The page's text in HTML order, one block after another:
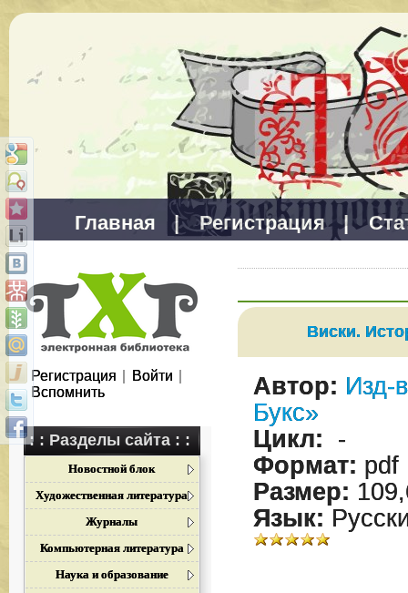
Главная | Регистрация |
Регистрация Войти
Вспомнить
: : Разделы сайта : :
Новостной блок
Художественная литература
Журналы
Компьютерная литература
Наука и образование
Виски.
Автор: Изд-
Букс»
Цикл: -
Формат: pdf
Размер:
Язык: